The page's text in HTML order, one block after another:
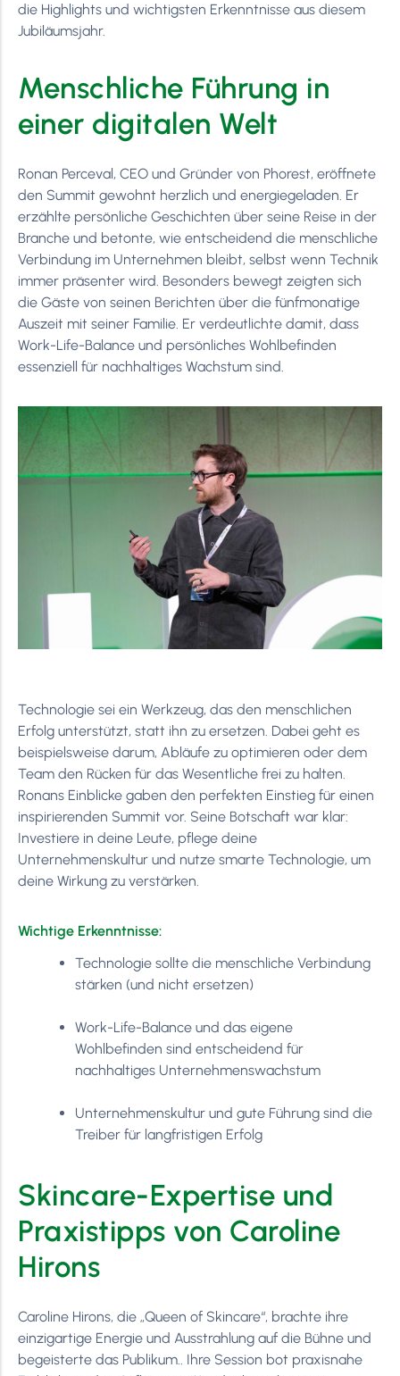
die Highlights und wichtigsten Erkenntnisse aus diesem
Jubiläumsjahr.
Menschliche Führung in
einer digitalen Welt
Ronan Perceval, CEO und Gründer von Phorest, eröffnete
den Summit gewohnt herzlich und energiegeladen. Er
erzählte persönliche Geschichten über seine Reise in der
Branche und betonte, wie entscheidend die menschliche
Verbindung im Unternehmen bleibt, selbst wenn Technik
immer präsenter wird. Besonders bewegt zeigten sich
die Gäste von seinen Berichten über die fünfmonatige
Auszeit mit seiner Familie. Er verdeutlichte damit, dass
Work-Life-Balance und persönliches Wohlbefinden
essenziell für nachhaltiges Wachstum sind.
Technologie sei ein Werkzeug, das den menschlichen
Erfolg unterstützt, statt ihn zu ersetzen. Dabei geht es
beispielsweise darum, Abläufe zu optimieren oder dem
Team den Rücken für das Wesentliche frei zu halten.
Ronans Einblicke gaben den perfekten Einstieg für einen
inspirierenden Summit vor. Seine Botschaft war klar:
Investiere in deine Leute, pflege deine
Unternehmenskultur und nutze smarte Technologie, um
deine Wirkung zu verstärken.
Wichtige Erkenntnisse:
Technologie sollte die menschliche Verbindung
stärken (und nicht ersetzen)
Work-Life-Balance und das eigene
Wohlbefinden sind entscheidend für
nachhaltiges Unternehmenswachstum
Unternehmenskultur und gute Führung sind die
Treiber für langfristigen Erfolg
Skincare-Expertise und
Praxistipps von Caroline
Hirons
Caroline Hirons, die „Queen of Skincare“, brachte ihre
einzigartige Energie und Ausstrahlung auf die Bühne und
begeisterte das Publikum.. Ihre Session bot praxisnahe